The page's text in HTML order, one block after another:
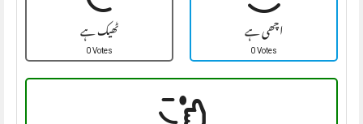
ٹھیک ہے
0 Votes اچھی ہے
0 Votes